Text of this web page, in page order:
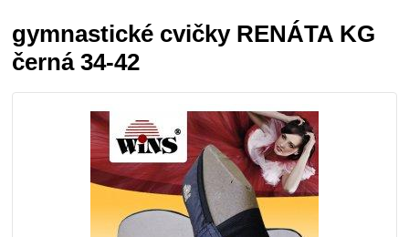
gymnastické cvičky RENÁTA KG
černá 34-42